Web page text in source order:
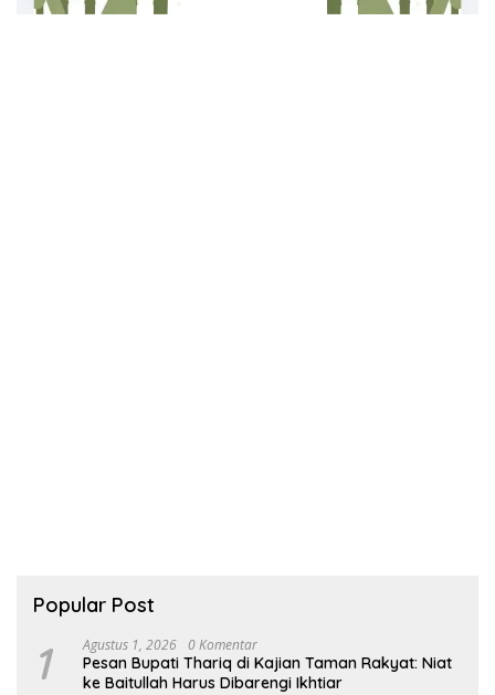
Popular Post
1 Agustus 1, 2026 0 Komentar
Pesan Bupati Thariq di Kajian Taman Rakyat: Niat
ke Baitullah Harus Dibarengi Ikhtiar